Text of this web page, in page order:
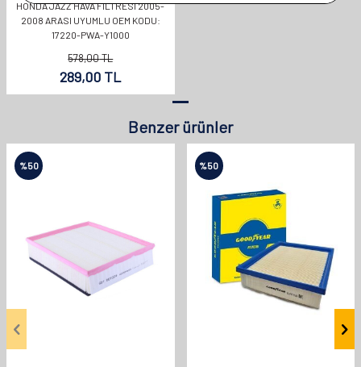
HONDA JAZZ HAVA FİLTRESİ 2005-
2008 ARASI UYUMLU OEM KODU:
17220-PWA-Y1000
578,00TL
289,00 TL
Benzer ürünler
%50 %50